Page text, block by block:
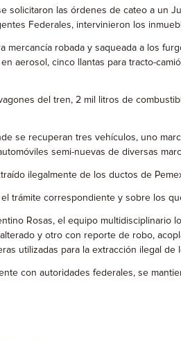
las órdenes de cateo a un
Federales, intervinieron los
robada y saqueada a los
aerosol, cinco llantas para tracto-
del tren, 2 mil litros de
se recuperan tres vehículos, uno
semi-nuevas de diversas
ilegalmente de los ductos de
correspondiente y sobre los
Rosas, el equipo multidisciplinario
y otro con reporte de robo,
utilizadas para la extracción ilegal de
con autoridades federales, se